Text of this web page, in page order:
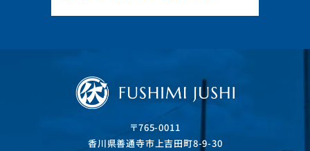
〒765-0011
⾹川県善通寺市上吉⽥町8-9-30